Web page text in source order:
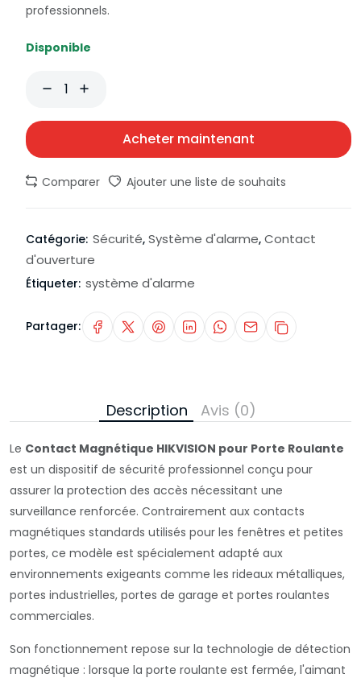
professionnels.
Disponible
Acheter maintenant
Comparer Ajouter une liste de souhaits
Catégorie: Sécurité, Système d'alarme, Contact
d'ouverture
Étiqueter: système d'alarme
Partager:
Description Avis (0)
Le Contact Magnétique HIKVISION pour Porte Roulante
est un dispositif de sécurité professionnel conçu pour
assurer la protection des accès nécessitant une
surveillance renforcée. Contrairement aux contacts
magnétiques standards utilisés pour les fenêtres et petites
portes, ce modèle est spécialement adapté aux
environnements exigeants comme les rideaux métalliques,
portes industrielles, portes de garage et portes roulantes
commerciales.
Son fonctionnement repose sur la technologie de détection
magnétique : lorsque la porte roulante est fermée, l'aimant